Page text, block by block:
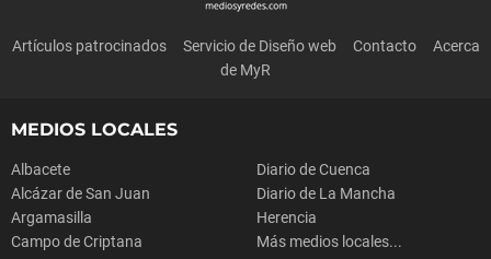
Artículos patrocinados Servicio de Diseño web Contacto
Acerca
de MyR
MEDIOS LOCALES
Albacete
Alcázar de San Juan
Argamasilla
Campo de Criptana
Diario de Cuenca
Diario de La Mancha
Herencia
Más medios locales...